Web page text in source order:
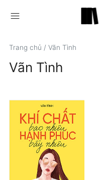
menu
Trang chủ / Vãn Tình
Vãn Tình